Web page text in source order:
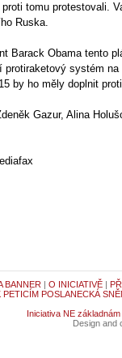
proti tomu protestovali.
Ruska.
Barack Obama tento
protiraketový systém
by ho měly doplnit
Gazur, Alina
BANNER | O INICIATIVĚ|
PETICÍM POSLANECKÁ
Iniciativa NE základnám
Design and